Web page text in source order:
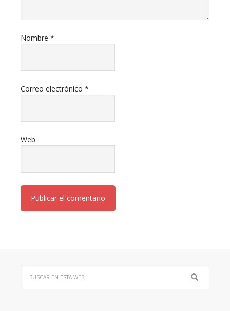
Nombre *
Correo electrónico *
Web